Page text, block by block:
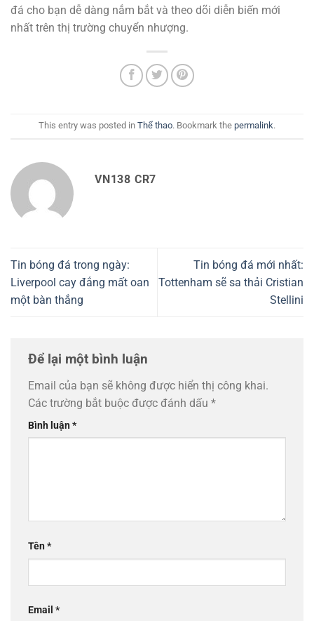
đá cho bạn dễ dàng nắm bắt và theo dõi diễn biến mới
nhất trên thị trường chuyển nhượng.
This entry was posted in Thể thao. Bookmark the permalink.
VN138 CR7
Tin bóng đá trong ngày:
Liverpool cay đắng mất oan
một bàn thắng
Tin bóng đá mới nhất:
Tottenham sẽ sa thải Cristian
Stellini
Để lại một bình luận
Email của bạn sẽ không được hiển thị công khai.
Các trường bắt buộc được đánh dấu *
Bình luận*
Tên*
Email *